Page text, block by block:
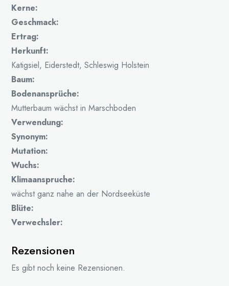
Kerne:
Geschmack:
Ertrag:
Herkunft:
Katigsiel, Eiderstedt, Schleswig Holstein
Baum:
Bodenansprüche:
Mutterbaum wächst in Marschboden
Verwendung:
Synonym:
Mutation:
Wuchs:
Klimaanspruche:
wächst ganz nahe an der Nordseeküste
Blüte:
Verwechsler:
Rezensionen
Es gibt noch keine Rezensionen.